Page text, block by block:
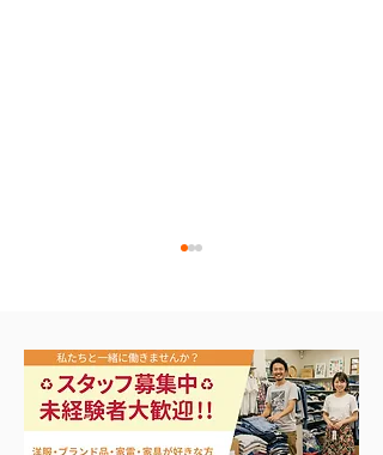
アップルウォッチ 第2世